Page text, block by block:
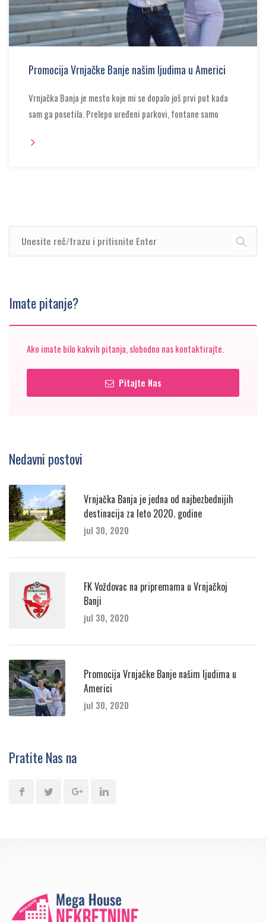
Promocija Vrnjačke Banje našim ljudima u Americi
Vrnjačka Banja je mesto koje mi se dopalo još prvi put kada
sam ga posetila. Prelepo uređeni parkovi, fontane samo
Imate pitanje?
Ako imate bilo kakvih pitanja, slobodno nas kontaktirajte.
Pitajte Nas
Nedavni postovi
Vrnjačka Banja je jedna od najbezbednijih
destinacija za leto 2020. godine
jul 30, 2020
FK Voždovac na pripremama u Vrnjačkoj
Banji
jul 30, 2020
Promocija Vrnjačke Banje našim ljudima u
Americi
jul 30, 2020
Pratite Nas na